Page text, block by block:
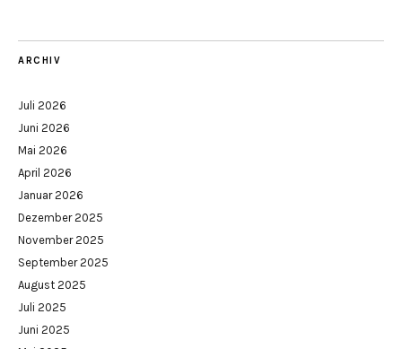
ARCHIV
Juli 2026
Juni 2026
Mai 2026
April 2026
Januar 2026
Dezember 2025
November 2025
September 2025
August 2025
Juli 2025
Juni 2025